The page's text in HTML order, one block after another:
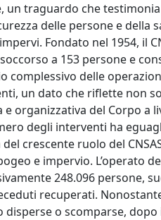
un traguardo che
delle persone e della
Fondato nel 1954, il
a 153 persone e
complessivo delle
un dato che riflette non
e organizzativa del Corpo
degli interventi ha
crescente ruolo del
e impervio. L’operato
248.096 persone,
recuperati.
o scomparse,